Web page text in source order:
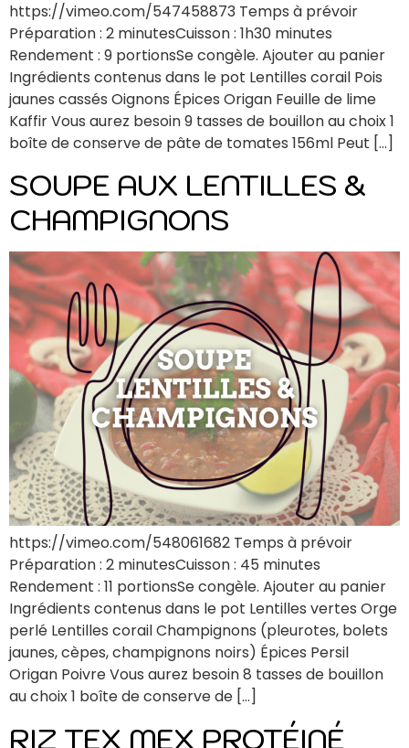
https://vimeo.com/547458873 Temps à prévoir
Préparation : 2 minutesCuisson : 1h30 minutes
Rendement : 9 portionsSe congèle. Ajouter au panier
Ingrédients contenus dans le pot Lentilles corail Pois
jaunes cassés Oignons Épices Origan Feuille de lime
Kaffir Vous aurez besoin 9 tasses de bouillon au choix 1
boîte de conserve de pâte de tomates 156ml Peut […]
SOUPE AUX LENTILLES &
CHAMPIGNONS
https://vimeo.com/548061682 Temps à prévoir
Préparation : 2 minutesCuisson : 45 minutes
Rendement : 11 portionsSe congèle. Ajouter au panier
Ingrédients contenus dans le pot Lentilles vertes Orge
perlé Lentilles corail Champignons (pleurotes, bolets
jaunes, cèpes, champignons noirs) Épices Persil
Origan Poivre Vous aurez besoin 8 tasses de bouillon
au choix 1 boîte de conserve de […]
RIZ TEX MEX PROTÉINÉ